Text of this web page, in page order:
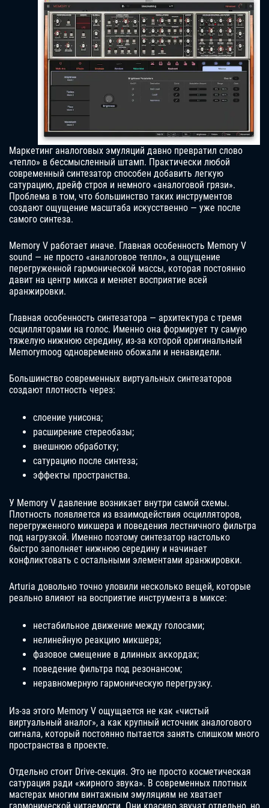
Маркетинг аналоговых эмуляций давно превратил слово
«тепло» в бессмысленный штамп. Практически любой
современный синтезатор способен добавить легкую
сатурацию, дрейф строя и немного «аналоговой грязи».
Проблема в том, что большинство таких инструментов
создают ощущение масштаба искусственно — уже после
самого синтеза.
Memory V работает иначе. Главная особенность Memory V
sound — не просто «аналоговое тепло», а ощущение
перегруженной гармонической массы, которая постоянно
давит на центр микса и меняет восприятие всей
аранжировки.
Главная особенность синтезатора — архитектура с тремя
осцилляторами на голос. Именно она формирует ту самую
тяжелую нижнюю середину, из-за которой оригинальный
Memorymoog одновременно обожали и ненавидели.
Большинство современных виртуальных синтезаторов
создают плотность через:
слоение унисона;
расширение стереобазы;
внешнюю обработку;
сатурацию после синтеза;
эффекты пространства.
У Memory V давление возникает внутри самой схемы.
Плотность появляется из взаимодействия осцилляторов,
перегруженного микшера и поведения лестничного фильтра
под нагрузкой. Именно поэтому синтезатор настолько
быстро заполняет нижнюю середину и начинает
конфликтовать с остальными элементами аранжировки.
Arturia довольно точно уловили несколько вещей, которые
реально влияют на восприятие инструмента в миксе:
нестабильное движение между голосами;
нелинейную реакцию микшера;
фазовое смещение в длинных аккордах;
поведение фильтра под резонансом;
неравномерную гармоническую перегрузку.
Из-за этого Memory V ощущается не как «чистый
виртуальный аналог», а как крупный источник аналогового
сигнала, который постоянно пытается занять слишком много
пространства в проекте.
Отдельно стоит Drive-секция. Это не просто косметическая
сатурация ради «жирного звука». В современных плотных
мастерах многим винтажным эмуляциям не хватает
гармонической читаемости. Они красиво звучат отдельно, но